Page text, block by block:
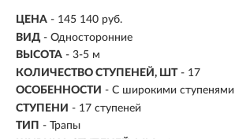
ЦЕНА - 145 140 руб.
ВИД - Односторонние
ВЫСОТА - 3-5 м
КОЛИЧЕСТВО СТУПЕНЕЙ, ШТ - 17
ОСОБЕННОСТИ - С широкими ступенями
СТУПЕНИ - 17 ступеней
ТИП - Трапы